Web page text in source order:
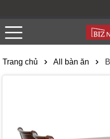
Trang chủ All bàn ăn